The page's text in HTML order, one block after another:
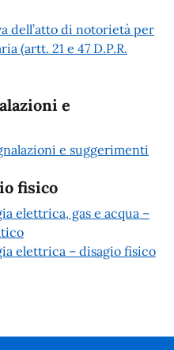
dell’atto di notorietà per
(artt. 21 e 47 D.P.R.
e
e suggerimenti
fisico
elettrica, gas e acqua –
elettrica – disagio fisico